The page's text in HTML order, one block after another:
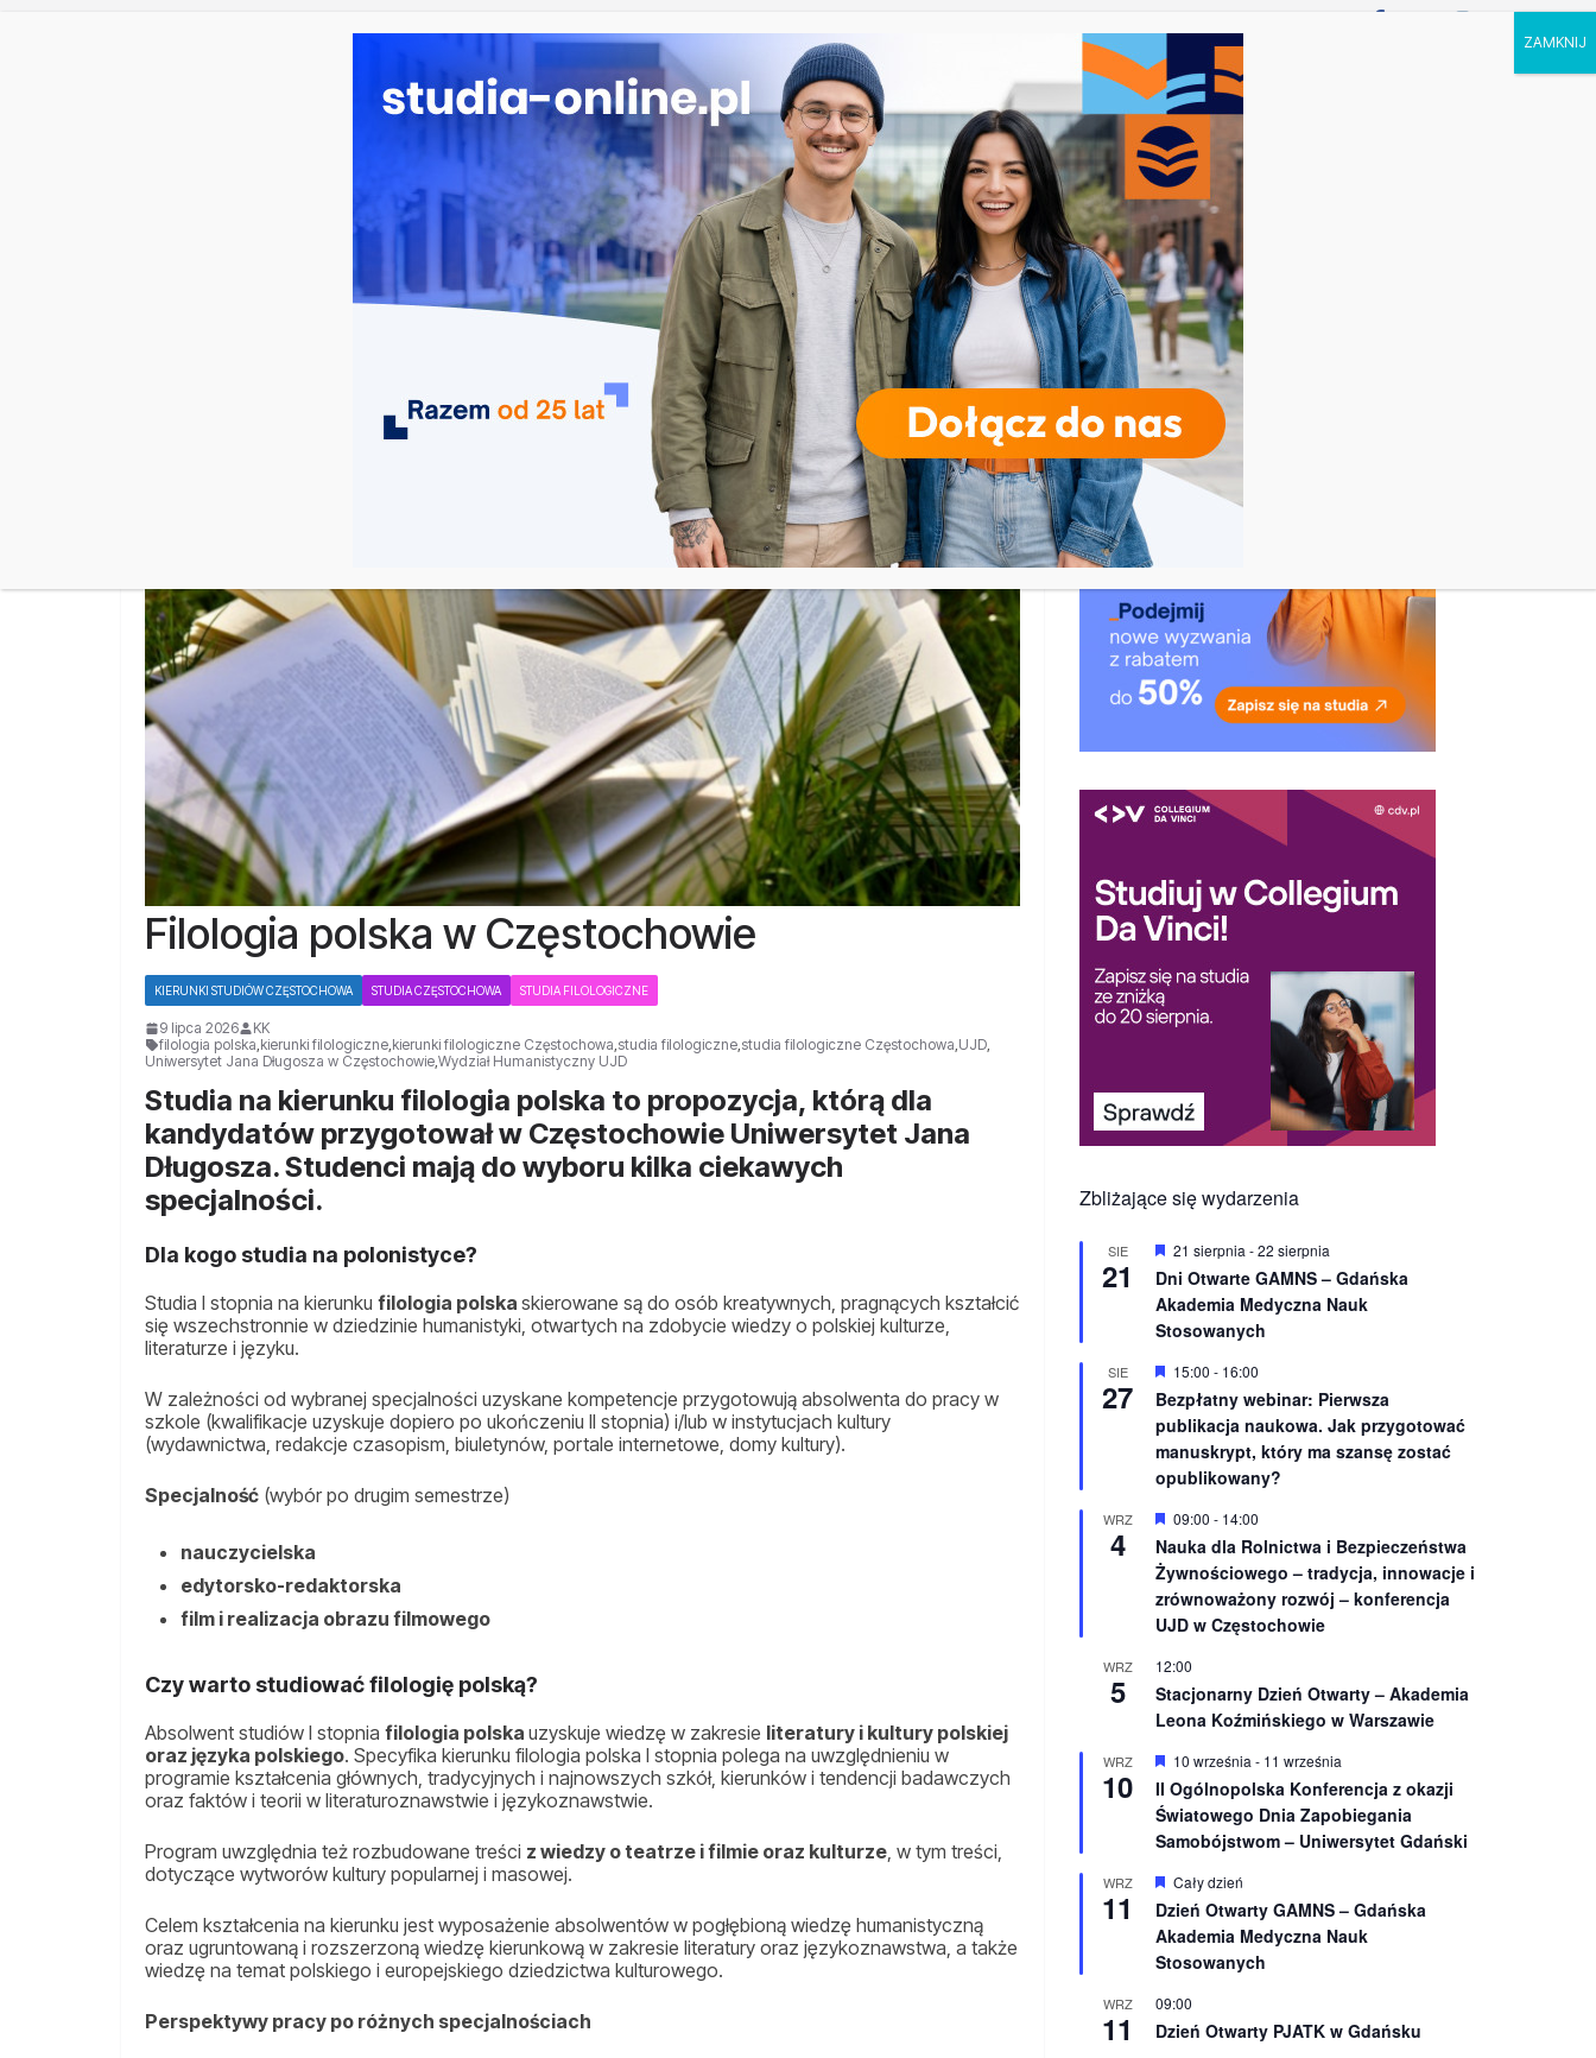
Długosza w Częstochowie
Biotechnologia – Uniwersytet Przyrodniczy w Poznaniu
Zarządzanie w turystyce w Katowicach
Turystyka – Uniwersytet Wrocławski
Oceanotechnika w Szczecinie
UCZELNIE KIERUNKI RODZAJE STUDIÓW REKRUTACJA DRZWI OTWARTE TOP STUDIA KALENDARZ
Filologia polska w Częstochowie
KIERUNKI STUDIÓW CZĘSTOCHOWA STUDIA CZĘSTOCHOWA STUDIA FILOLOGICZNE
9 lipca 2026
KK
filologia polska kierunki filologiczne kierunki filologiczne Częstochowa studia filologiczne studia filologiczne Częstochowa UJD
Uniwersytet Jana Długosza w Częstochowie Wydział Humanistyczny UJD
Studia na kierunku filologia polska to propozycja, którą dla
kandydatów przygotował w Częstochowie Uniwersytet Jana
Długosza. Studenci mają do wyboru kilka ciekawych
specjalności.
Dla kogo studia na polonistyce?
Studia I stopnia na kierunku filologia polska skierowane są do osób kreatywnych, pragnących kształcić
się wszechstronnie w dziedzinie humanistyki, otwartych na zdobycie wiedzy o polskiej kulturze,
literaturze i języku.
W zależności od wybranej specjalności uzyskane kompetencje przygotowują absolwenta do pracy w
szkole (kwalifikacje uzyskuje dopiero po ukończeniu II stopnia) i/lub w instytucjach kultury
(wydawnictwa, redakcje czasopism, biuletynów, portale internetowe, domy kultury).
Specjalność (wybór po drugim semestrze)
nauczycielska
edytorsko-redaktorska
film i realizacja obrazu filmowego
Czy warto studiować filologię polską?
Absolwent studiów I stopnia filologia polska uzyskuje wiedzę w zakresie literatury i kultury polskiej
oraz języka polskiego. Specyfika kierunku filologia polska I stopnia polega na uwzględnieniu w
programie kształcenia głównych, tradycyjnych i najnowszych szkół, kierunków i tendencji badawczych
oraz faktów i teorii w literaturoznawstwie i językoznawstwie.
Program uwzględnia też rozbudowane treści z wiedzy o teatrze i filmie oraz kulturze , w tym treści,
dotyczące wytworów kultury popularnej i masowej.
Celem kształcenia na kierunku jest wyposażenie absolwentów w pogłębioną wiedzę humanistyczną
oraz ugruntowaną i rozszerzoną wiedzę kierunkową w zakresie literatury oraz językoznawstwa, a także
wiedzę na temat polskiego i europejskiego dziedzictwa kulturowego.
Perspektywy pracy po różnych specjalnościach
Zbliżające się wydarzenia
SIE
21
W
r
ó
ż
n
o
n
e
21 sierpnia -22 sierpnia
Dni Otwarte GAMNS – Gdańska
Akademia Medyczna Nauk
Stosowanych
SIE
27
W
r
ó
ż
n
i
n
e
15:00 - 16:00
Bezpłatny webinar: Pierwsza
publikacja naukowa. Jak przygotować
manuskrypt, który ma szansę zostać
opublikowany?
WRZ
4
W
r
ó
ż
n
i
n
e
09:00 - 14:00
Nauka dla Rolnictwa i Bezpieczeństwa
Żywnościowego – tradycja, innowacje i
zrównoważony rozwój – konferencja
UJD w Częstochowie
WRZ
5
12:00
Stacjonarny Dzień Otwarty – Akademia
Leona Koźmińskiego w Warszawie
WRZ
10
W
y
r
ó
ż
n
o
n
e
10 września - 11 września
II Ogólnopolska Konferencja z okazji
Światowego Dnia Zapobiegania
Samobójstwom – Uniwersytet Gdański
WRZ
11
W
y
r
ó
ż
n
o
n
Cały dzień
Dzień Otwarty GAMNS – Gdańska
Akademia Medyczna Nauk
Stosowanych
WRZ
11
09:00
Dzień Otwarty PJATK w Gdańsku